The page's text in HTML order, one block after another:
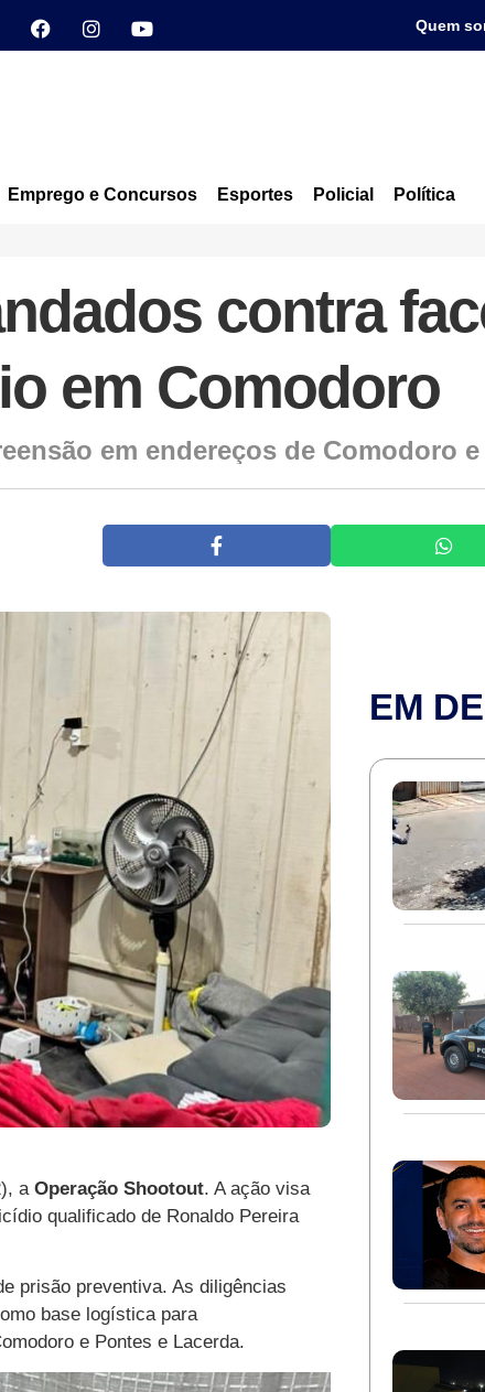
Quem
Emprego e Concursos Esportes Policial Política
contra
em Comodoro
em endereços de Comodoro
a Operação Shootout. A ação visa
qualificado de Ronaldo Pereira
prisão preventiva. As diligências
base logística para
e Pontes e Lacerda.
EM